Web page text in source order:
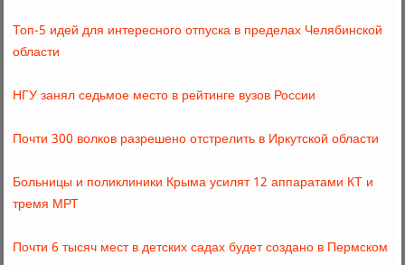
Топ-5 идей для интересного отпуска в пределах Челябинской
области
НГУ занял седьмое место в рейтинге вузов России
Почти 300 волков разрешено отстрелить в Иркутской области
Больницы и поликлиники Крыма усилят 12 аппаратами КТ и
тремя МРТ
Почти 6 тысяч мест в детских садах будет создано в Пермском